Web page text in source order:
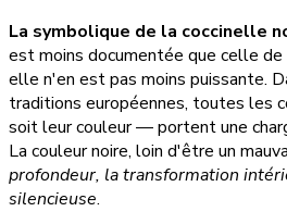
La symbolique de la coccinelle
est moins documentée que celle de
elle n'en est pas moins puissante.
traditions européennes, toutes les
soit leur couleur — portent une
La couleur noire, loin d'être un
profondeur, la transformation
silencieuse.